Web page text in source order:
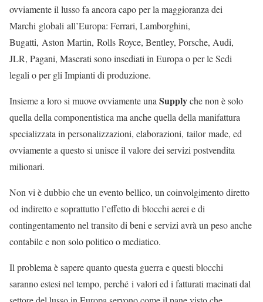
ovviamente il lusso fa ancora capo per la maggioranza dei
Marchi globali all’Europa: Ferrari, Lamborghini,
Bugatti, Aston Martin, Rolls Royce, Bentley, Porsche, Audi,
JLR, Pagani, Maserati sono insediati in Europa o per le Sedi
legali o per gli Impianti di produzione.
Insieme a loro si muove ovviamente unaSupplyche non è solo
quella della componentistica ma anche quella della manifattura
specializzata in personalizzazioni, elaborazioni, tailor made, ed
ovviamente a questo si unisce il valore dei servizi postvendita
milionari.
Non vi è dubbio che un evento bellico, un coinvolgimento diretto
od indiretto e soprattutto l’effetto di blocchi aerei e di
contingentamento nel transito di beni e servizi avrà un peso anche
contabile e non solo politico o mediatico.
Il problema è sapere quanto questa guerra e questi blocchi
saranno estesi nel tempo, perché i valori ed i fatturati macinati dal